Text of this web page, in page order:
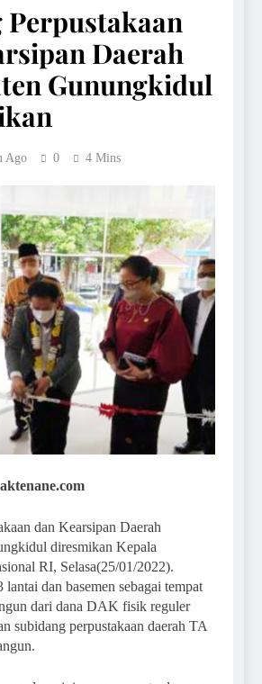
Perpustakaan
Daerah
Gunungkidul
Ago 0 4 Mins
dan Kearsipan Daerah
diresmikan Kepala
RI, Selasa(25/01/2022).
lantai dan basemen sebagai tempat
dari dana DAK fisik reguler
subidang perpustakaan daerah TA